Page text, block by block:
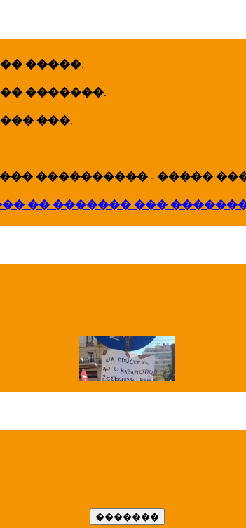
�����.
�������.
���.
���������� - �����
�� ������� ���